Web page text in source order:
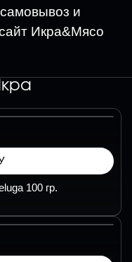
и
Икра&Мясо
100 гр.